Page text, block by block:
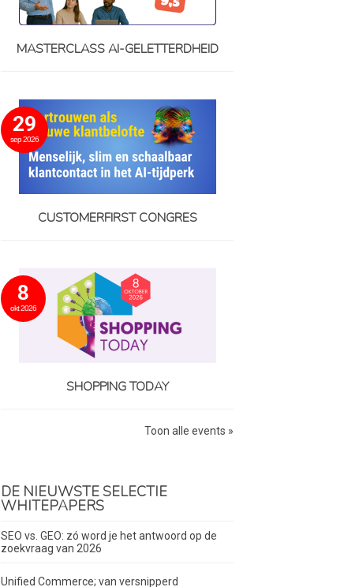
MASTERCLASS AI-GELETTERDHEID
29
sep 2026
CUSTOMERFIRST CONGRES
8
okt 2026
SHOPPING TODAY
Toon alle events »
DE NIEUWSTE SELECTIE
WHITEPAPERS
SEO vs. GEO: zó word je het antwoord op de
zoekvraag van 2026
Unified Commerce; van versnipperd